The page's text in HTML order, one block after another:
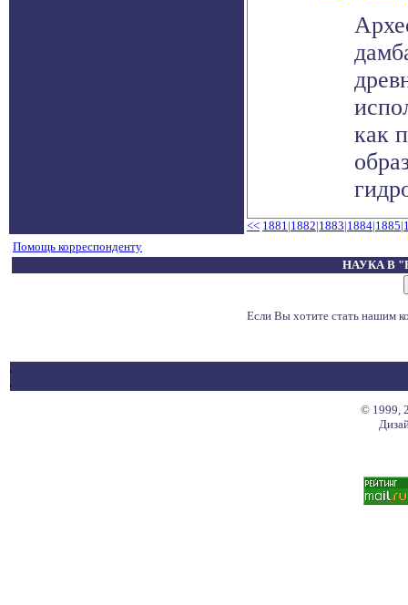
как
<< 1881|1882|1883|1884|1885|
Помощь корреспонденту
НАУКА В
Если Вы хотите стать нашим
© 1999,